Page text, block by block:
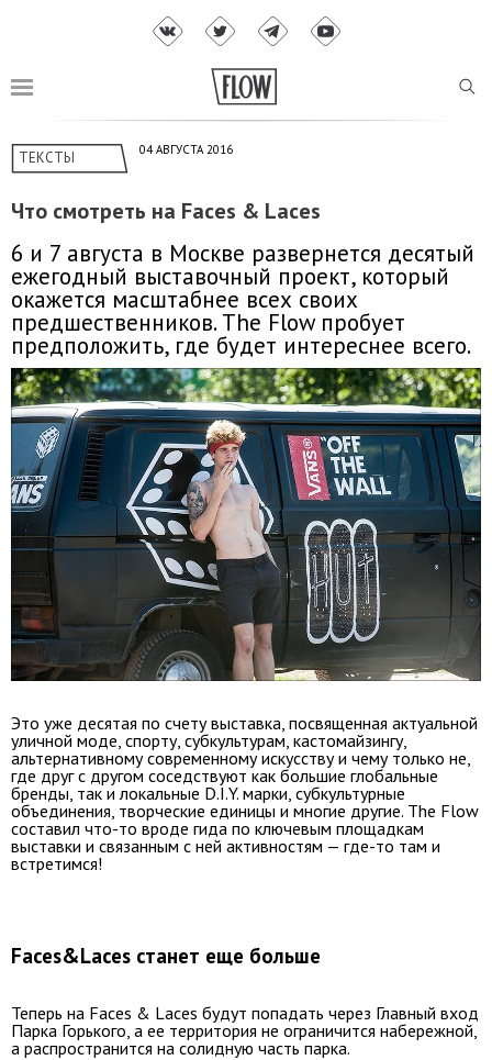
ТЕКСТЫ 04 АВГУСТА 2016
Что смотреть на Faces & Laces
6 и 7 августа в Москве развернется десятый
ежегодный выставочный проект, который
окажется масштабнее всех своих
предшественников. The Flow пробует
предположить, где будет интереснее всего.
Это уже десятая по счету выставка, посвященная актуальной
уличной моде, спорту, субкультурам, кастомайзингу,
альтернативному современному искусству и чему только не,
где друг с другом соседствуют как большие глобальные
бренды, так и локальные D.I.Y. марки, субкультурные
объединения, творческие единицы и многие другие. The Flow
составил что-то вроде гида по ключевым площадкам
выставки и связанным с ней активностям — где-то там и
встретимся!
Faces&Laces станет еще больше
Теперь на Faces & Laces будут попадать через Главный вход
Парка Горького, а ее территория не ограничится набережной,
а распространится на солидную часть парка.